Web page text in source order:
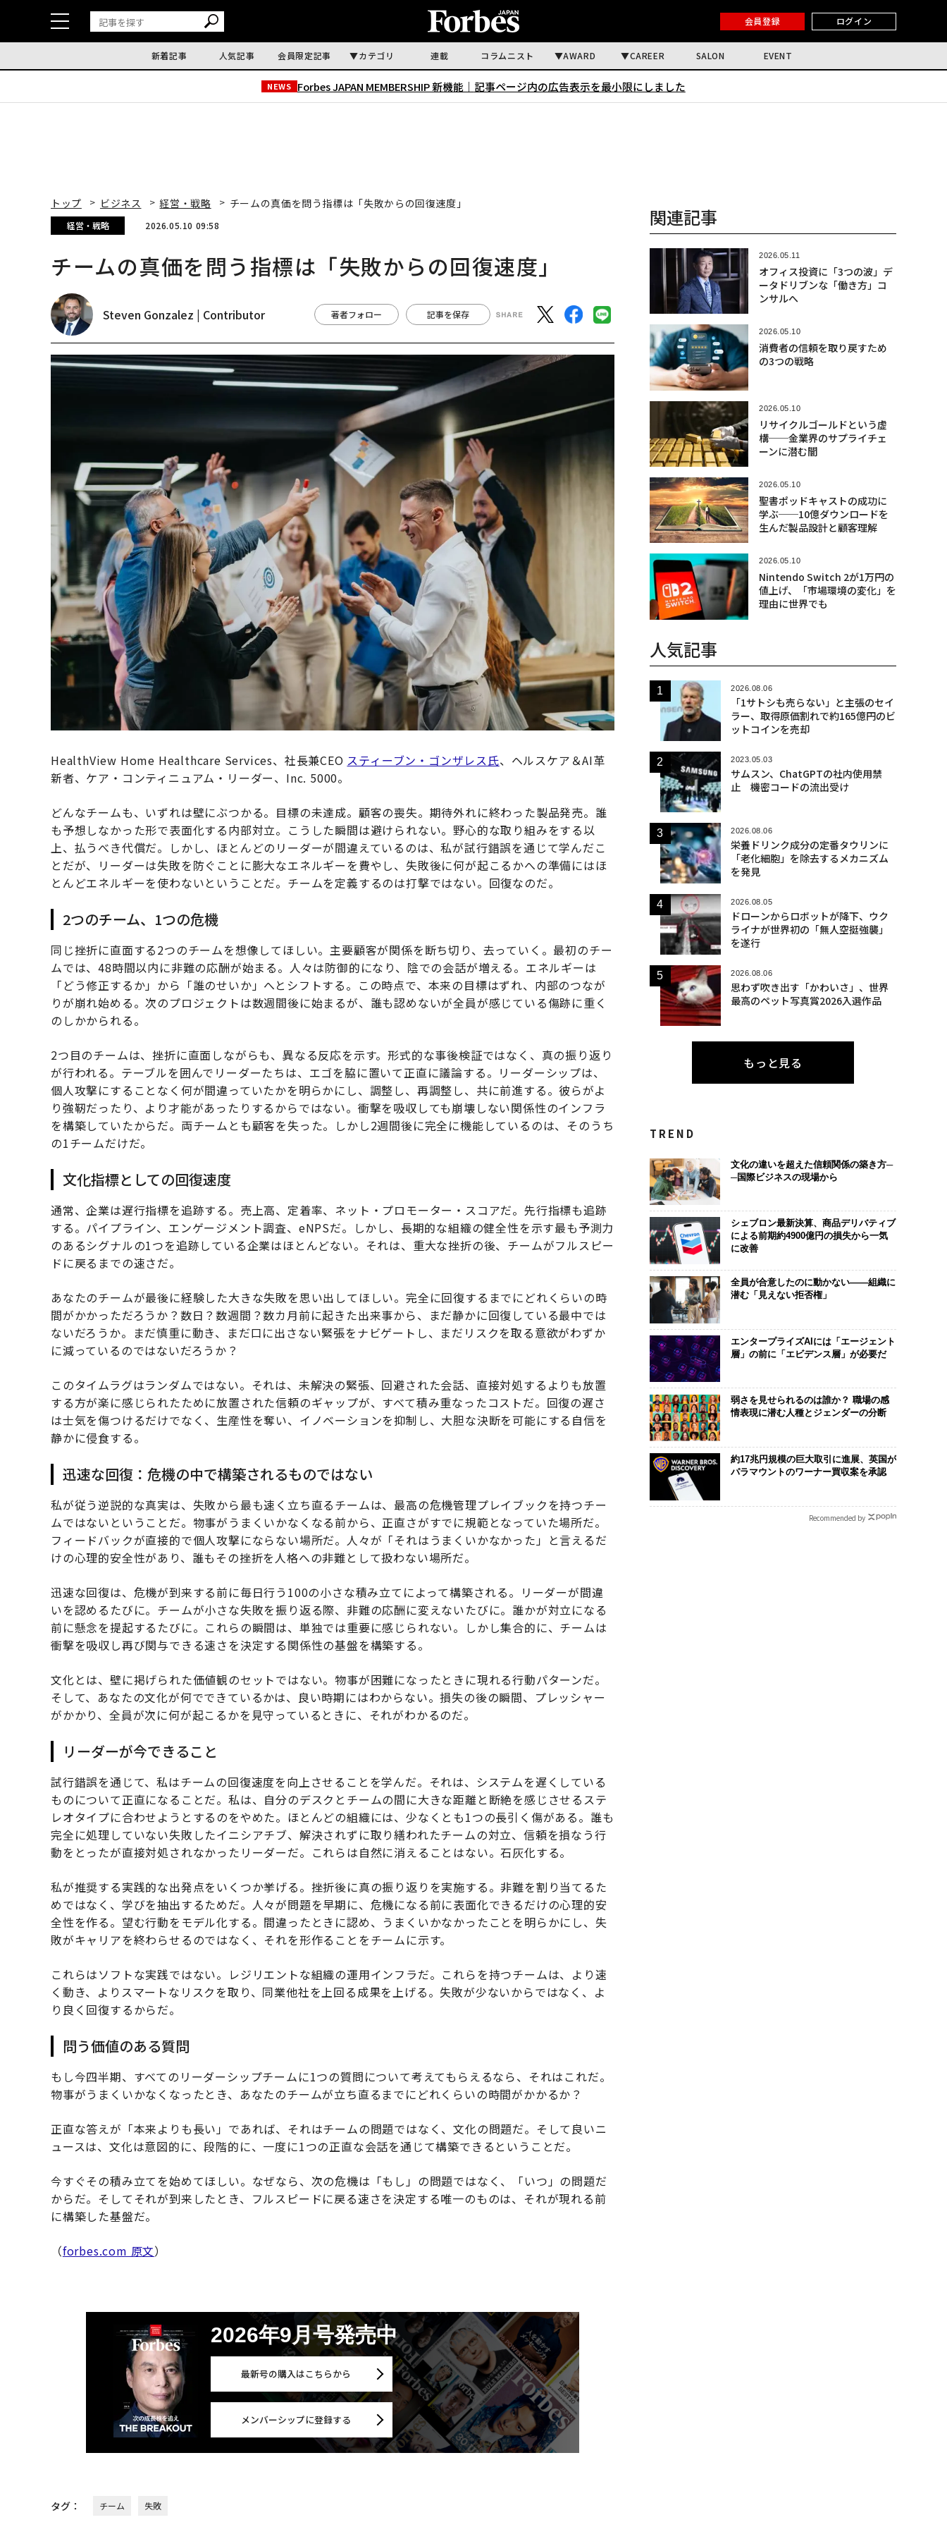
会員登録 ログイン
新着記事 人気記事 会員限定記事 カテゴリ 連載 コラムニスト AWARD CAREER SALON EVENT
NEWS Forbes JAPAN MEMBERSHIP 新機能｜ 記事ページ内の広告表示を最小限にしました
トップ ビジネス 経営・戦略 チームの真価を問う指標は「失敗からの回復速度」
経営・戦略 2026.05.10 09:58
チームの真価を問う指標は「失敗からの回復速度」
Steven Gonzalez | Contributor 著者フォロー 記事を保存
HealthView Home Healthcare Services、社長兼CEO スティーブン・ゴンザレス氏、ヘルスケア＆AI革
新者、ケア・コンティニュアム・リーダー、Inc. 5000。
どんなチームも、いずれは壁にぶつかる。目標の未達成。顧客の喪失。期待外れに終わった製品発売。誰
も予想しなかった形で表面化する内部対立。こうした瞬間は避けられない。野心的な取り組みをする以
上、払うべき代償だ。しかし、ほとんどのリーダーが間違えているのは、私が試行錯誤を通じて学んだこ
とだが、リーダーは失敗を防ぐことに膨大なエネルギーを費やし、失敗後に何が起こるかへの準備にはほ
とんどエネルギーを使わないということだ。チームを定義するのは打撃ではない。回復なのだ。
2つのチーム、1つの危機
同じ挫折に直面する2つのチームを想像してほしい。主要顧客が関係を断ち切り、去っていく。最初のチー
ムでは、48時間以内に非難の応酬が始まる。人々は防御的になり、陰での会話が増える。エネルギーは
「どう修正するか」から「誰のせいか」へとシフトする。この時点で、本来の目標はずれ、内部のつなが
りが崩れ始める。次のプロジェクトは数週間後に始まるが、誰も認めないが全員が感じている傷跡に重く
のしかかられる。
2つ目のチームは、挫折に直面しながらも、異なる反応を示す。形式的な事後検証ではなく、真の振り返り
が行われる。テーブルを囲んでリーダーたちは、エゴを脇に置いて正直に議論する。リーダーシップは、
個人攻撃にすることなく何が間違っていたかを明らかにし、調整し、再調整し、共に前進する。彼らがよ
り強靭だったり、より才能があったりするからではない。衝撃を吸収しても崩壊しない関係性のインフラ
を構築していたからだ。両チームとも顧客を失った。しかし2週間後に完全に機能しているのは、そのうち
の1チームだけだ。
文化指標としての回復速度
通常、企業は遅行指標を追跡する。売上高、定着率、ネット・プロモーター・スコアだ。先行指標も追跡
する。パイプライン、エンゲージメント調査、eNPSだ。しかし、長期的な組織の健全性を示す最も予測力
のあるシグナルの1つを追跡している企業はほとんどない。それは、重大な挫折の後、チームがフルスピー
ドに戻るまでの速さだ。
あなたのチームが最後に経験した大きな失敗を思い出してほしい。完全に回復するまでにどれくらいの時
間がかかっただろうか？数日？数週間？数カ月前に起きた出来事から、まだ静かに回復している最中では
ないだろうか。まだ慎重に動き、まだ口に出さない緊張をナビゲートし、まだリスクを取る意欲がわずか
に減っているのではないだろうか？
このタイムラグはランダムではない。それは、未解決の緊張、回避された会話、直接対処するよりも放置
する方が楽に感じられたために放置された信頼のギャップが、すべて積み重なったコストだ。回復の遅さ
は士気を傷つけるだけでなく、生産性を奪い、イノベーションを抑制し、大胆な決断を可能にする自信を
静かに侵食する。
迅速な回復：危機の中で構築されるものではない
私が従う逆説的な真実は、失敗から最も速く立ち直るチームは、最高の危機管理プレイブックを持つチー
ムではないということだ。物事がうまくいかなくなる前から、正直さがすでに規範となっていた場所だ。
フィードバックが直接的で個人攻撃にならない場所だ。人々が「それはうまくいかなかった」と言えるだ
けの心理的安全性があり、誰もその挫折を人格への非難として扱わない場所だ。
迅速な回復は、危機が到来する前に毎日行う100の小さな積み立てによって構築される。リーダーが間違
いを認めるたびに。チームが小さな失敗を振り返る際、非難の応酬に変えないたびに。誰かが対立になる
前に懸念を提起するたびに。これらの瞬間は、単独では重要に感じられない。しかし集合的に、チームは
衝撃を吸収し再び関与できる速さを決定する関係性の基盤を構築する。
文化とは、壁に掲げられた価値観のセットではない。物事が困難になったときに現れる行動パターンだ。
そして、あなたの文化が何でできているかは、良い時期にはわからない。損失の後の瞬間、プレッシャー
がかかり、全員が次に何が起こるかを見守っているときに、それがわかるのだ。
リーダーが今できること
試行錯誤を通じて、私はチームの回復速度を向上させることを学んだ。それは、システムを遅くしている
ものについて正直になることだ。私は、自分のデスクとチームの間に大きな距離と断絶を感じさせるステ
レオタイプに合わせようとするのをやめた。ほとんどの組織には、少なくとも1つの長引く傷がある。誰も
完全に処理していない失敗したイニシアチブ、解決されずに取り繕われたチームの対立、信頼を損なう行
動をとったが直接対処されなかったリーダーだ。これらは自然に消えることはない。石灰化する。
私が推奨する実践的な出発点をいくつか挙げる。挫折後に真の振り返りを実施する。非難を割り当てるた
めではなく、学びを抽出するためだ。人々が問題を早期に、危機になる前に表面化できるだけの心理的安
全性を作る。望む行動をモデル化する。間違ったときに認め、うまくいかなかったことを明らかにし、失
敗がキャリアを終わらせるのではなく、それを形作ることをチームに示す。
これらはソフトな実践ではない。レジリエントな組織の運用インフラだ。これらを持つチームは、より速
く動き、よりスマートなリスクを取り、同業他社を上回る成果を上げる。失敗が少ないからではなく、よ
り良く回復するからだ。
問う価値のある質問
もし今四半期、すべてのリーダーシップチームに1つの質問について考えてもらえるなら、それはこれだ。
物事がうまくいかなくなったとき、あなたのチームが立ち直るまでにどれくらいの時間がかかるか？
正直な答えが「本来よりも長い」であれば、それはチームの問題ではなく、文化の問題だ。そして良いニ
ュースは、文化は意図的に、段階的に、一度に1つの正直な会話を通じて構築できるということだ。
今すぐその積み立てを始めてほしい。なぜなら、次の危機は「もし」の問題ではなく、「いつ」の問題だ
からだ。そしてそれが到来したとき、フルスピードに戻る速さを決定する唯一のものは、それが現れる前
に構築した基盤だ。
（forbes.com 原文）
2026年9月号発売中
最新号の購入はこちらから
メンバーシップに登録する
タグ： チーム 失敗
関連記事
2026.05.11
オフィス投資に「3つの波」デ
ータドリブンな「働き方」コ
ンサルへ
2026.05.10
消費者の信頼を取り戻すため
の3つの戦略
2026.05.10
リサイクルゴールドという虚
構──金業界のサプライチェ
ーンに潜む闇
2026.05.10
聖書ポッドキャストの成功に
学ぶ──10億ダウンロードを
生んだ製品設計と顧客理解
2026.05.10
Nintendo Switch 2が1万円の
値上げ、「市場環境の変化」を
理由に世界でも
人気記事
2026.08.06
「1サトシも売らない」と主張のセイ
ラー、取得原価割れで約165億円のビ
ットコインを売却
2023.05.03
サムスン、ChatGPTの社内使用禁
止 機密コードの流出受け
2026.08.06
栄養ドリンク成分の定番タウリンに
「老化細胞」を除去するメカニズム
を発見
2026.08.05
ドローンからロボットが降下、ウク
ライナが世界初の「無人空挺強襲」
を遂行
2026.08.06
思わず吹き出す「かわいさ」、世界
最高のペット写真賞2026入選作品
もっと見る
TREND
文化の違いを超えた信頼関係の築き方─
─国際ビジネスの現場から
シェブロン最新決算、商品デリバティブ
による前期約4900億円の損失から一気
に改善
全員が合意したのに動かない——組織に
潜む「見えない拒否権」
エンタープライズAIには「エージェント
層」の前に「エビデンス層」が必要だ
弱さを見せられるのは誰か？ 職場の感
情表現に潜む人種とジェンダーの分断
約17兆円規模の巨大取引に進展、英国が
パラマウントのワーナー買収案を承認
Recommended by